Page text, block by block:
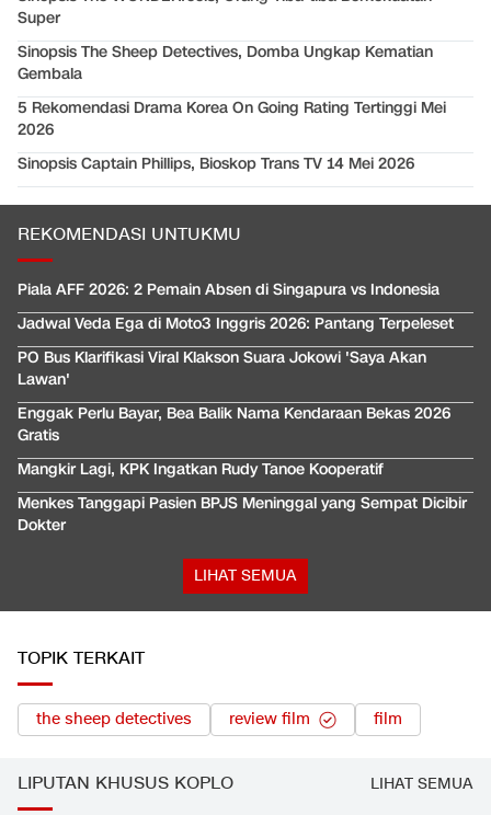
Super
Sinopsis The Sheep Detectives, Domba Ungkap Kematian
Gembala
5 Rekomendasi Drama Korea On Going Rating Tertinggi Mei
2026
Sinopsis Captain Phillips, Bioskop Trans TV 14 Mei 2026
REKOMENDASI UNTUKMU
Piala AFF 2026: 2 Pemain Absen di Singapura vs Indonesia
Jadwal Veda Ega di Moto3 Inggris 2026: Pantang Terpeleset
PO Bus Klarifikasi Viral Klakson Suara Jokowi 'Saya Akan
Lawan'
Enggak Perlu Bayar, Bea Balik Nama Kendaraan Bekas 2026
Gratis
Mangkir Lagi, KPK Ingatkan Rudy Tanoe Kooperatif
Menkes Tanggapi Pasien BPJS Meninggal yang Sempat Dicibir
Dokter
LIHAT SEMUA
TOPIK TERKAIT
the sheep detectives review film film
LIPUTAN KHUSUS KOPLO LIHAT SEMUA